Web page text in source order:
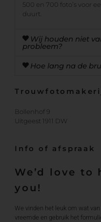
500 en 700 foto’s voor
duurt.
Wij houden niet
probleem?
Hoe lang na de
Bollenhof 9
Uitgeest 1911 DW
Info of afspraak
We’d love to
you!
We vinden het leuk om wat
vreemde en gebruik het